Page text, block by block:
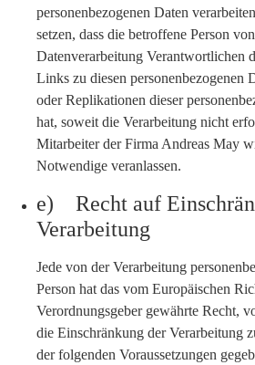
personenbezogenen Daten
setzen, dass die betroffene Person
Datenverarbeitung Verantwortlichen
Links zu diesen personenbezogenen
oder Replikationen dieser
hat, soweit die Verarbeitung nicht
Mitarbeiter der Firma Andreas May
Notwendige veranlassen.
e) Recht auf
Verarbeitung
Jede von der Verarbeitung
Person hat das vom Europäischen
Verordnungsgeber gewährte Recht,
die Einschränkung der Verarbeitung
der folgenden Voraussetzungen